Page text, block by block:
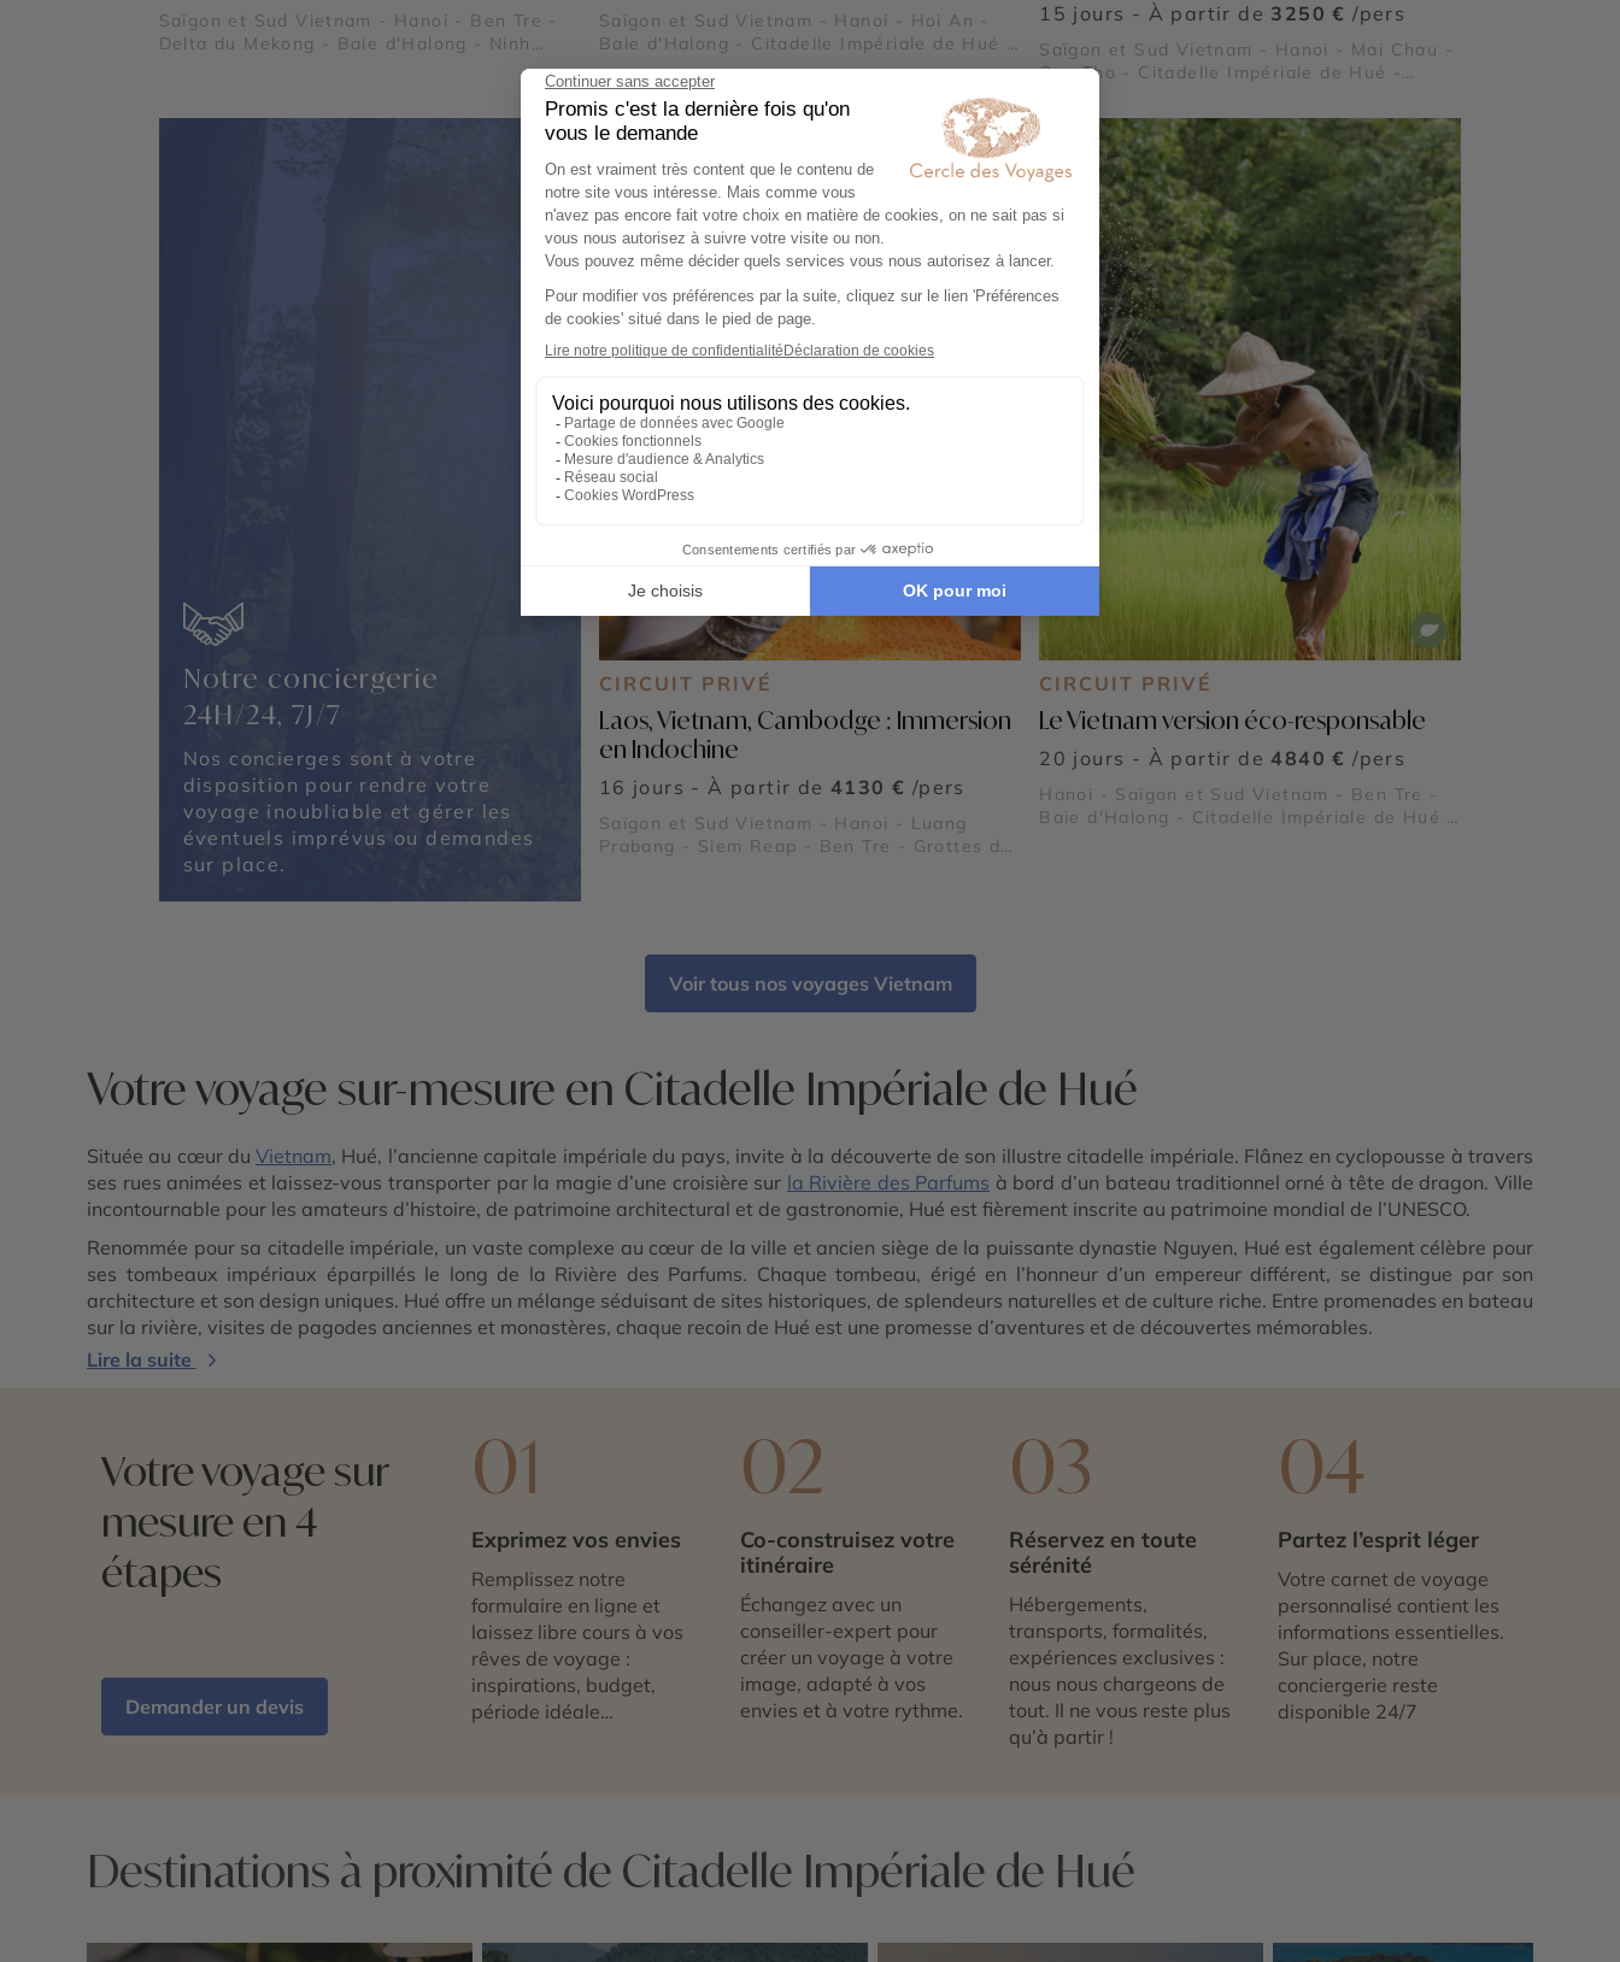
Saïgon et Sud Vietnam - Hanoi - Ben Tre -
Delta du Mekong - Baie d'Halong - Ninh
Binh, la Baie d'Halong Terrestre - Citadelle
Impériale de Hué - La rivière des Parfums -
Pêcheurs de Lang Co - Le Pont Japonais -
Saïgon et Sud Vietnam - Hanoi - Hoi An -
Baie d'Halong - Citadelle Impériale de Hué -
Temple de la Littérature - Village de
Pêcheurs de Lang Co - Le Pont Japonais
15 jours - À partir de 3250 € /pers
Saïgon et Sud Vietnam - Hanoi - Mai Chau -
Can Tho - Citadelle Impériale de Hué -
Notre conciergerie
24H/24, 7J/7
Nos concierges sont à votre
disposition pour rendre votre
voyage inoubliable et gérer les
éventuels imprévus ou demandes
sur place.
CIRCUIT PRIVÉ
Laos, Vietnam, Cambodge : Immersion
en Indochine
16 jours - À partir de 4130 € /pers
Saïgon et Sud Vietnam - Hanoi - Luang
Prabang - Siem Reap - Ben Tre - Grottes de
Banteay Srei - Ta Prohm
CIRCUIT PRIVÉ
Le Vietnam version éco-responsable
20 jours - À partir de 4840 € /pers
Hanoi - Saïgon et Sud Vietnam - Ben Tre -
Baie d'Halong - Citadelle Impériale de Hué -
Voir tous nos voyages Vietnam
Votre voyage sur-mesure en Citadelle Impériale de Hué
Située au cœur du Vietnam, Hué, l’ancienne capitale impériale du pays, invite à la découverte de son illustre citadelle impériale. Flânez en cyclopousse à travers
ses rues animées et laissez-vous transporter par la magie d’une croisière sur la Rivière des Parfums à bord d’un bateau traditionnel orné à tête de dragon. Ville
incontournable pour les amateurs d’histoire, de patrimoine architectural et de gastronomie, Hué est fièrement inscrite au patrimoine mondial de l’UNESCO.
Renommée pour sa citadelle impériale, un vaste complexe au cœur de la ville et ancien siège de la puissante dynastie Nguyen, Hué est également célèbre pour
ses tombeaux impériaux éparpillés le long de la Rivière des Parfums. Chaque tombeau, érigé en l’honneur d’un empereur différent, se distingue par son
architecture et son design uniques. Hué offre un mélange séduisant de sites historiques, de splendeurs naturelles et de culture riche. Entre promenades en bateau
sur la rivière, visites de pagodes anciennes et monastères, chaque recoin de Hué est une promesse d’aventures et de découvertes mémorables.
Lire la suite
Votre voyage sur
mesure en 4
étapes
Demander un devis
01
Exprimez vos envies
Remplissez notre
formulaire en ligne et
laissez libre cours à vos
rêves de voyage :
inspirations, budget,
période idéale…
02
Co-construisez votre
itinéraire
Échangez avec un
conseiller-expert pour
créer un voyage à votre
image, adapté à vos
envies et à votre rythme.
03
Réservez en toute
sérénité
Hébergements,
transports, formalités,
expériences exclusives :
nous nous chargeons de
tout. Il ne vous reste plus
qu’à partir !
04
Partez l’esprit léger
Votre carnet de voyage
personnalisé contient les
informations essentielles.
Sur place, notre
conciergerie reste
disponible 24/7
Destinations à proximité de Citadelle Impériale de Hué